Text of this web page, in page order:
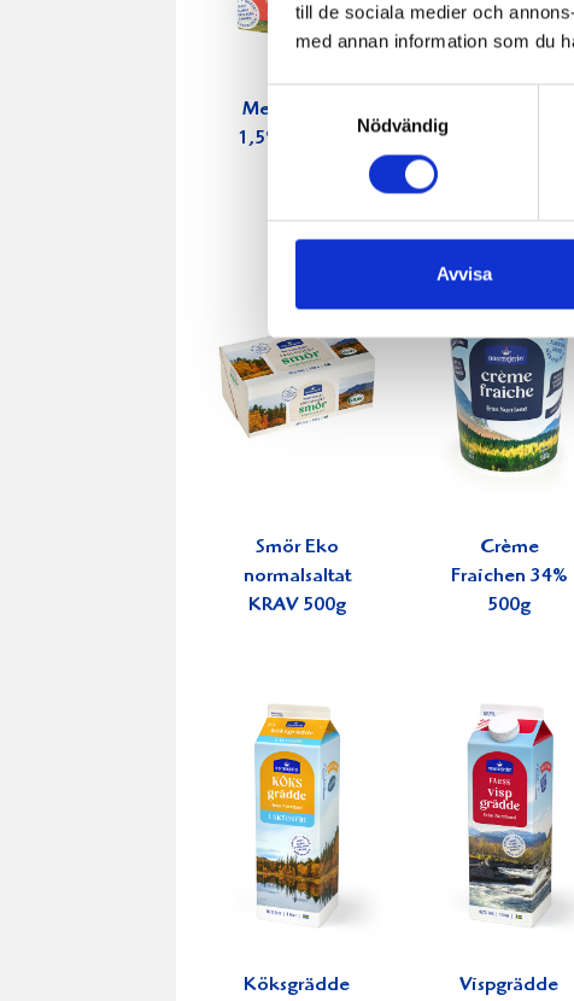
till de sociala medier och
med annan information som du
Nödvändig
Avvisa
Mellanmjölk
1,5% laktosfri
Smör Eko
normalsaltat
KRAV 500g
Crème
Fraichen 34%
500g
Köksgrädde
Vispgrädde